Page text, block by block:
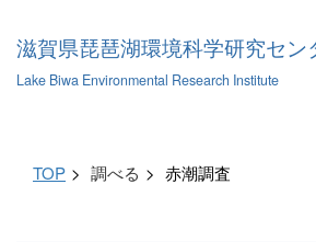
滋賀県琵琶湖環境科学研究セン
Lake Biwa Environmental Research Institute
TOP 調べる 赤潮調査